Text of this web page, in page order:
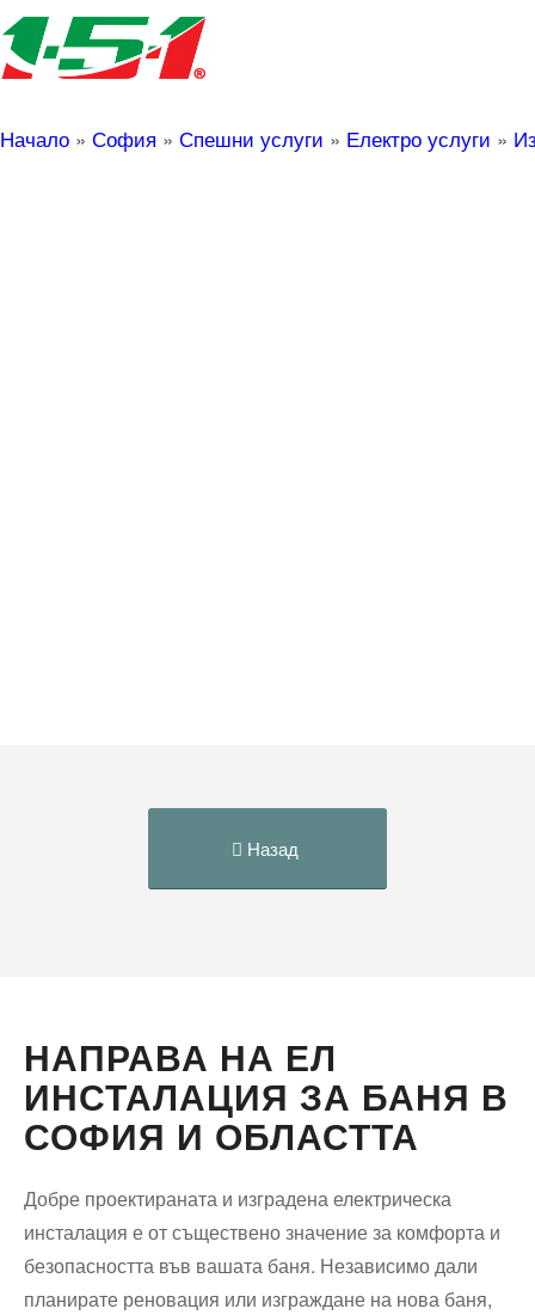
Начало » София » Спешни услуги » Електро услуги »
Назад
НАПРАВА НА ЕЛ
ИНСТАЛАЦИЯ ЗА БАНЯ В
СОФИЯ И ОБЛАСТТА
Добре проектираната и изградена електрическа
инсталация е от съществено значение за комфорта и
безопасността във вашата баня. Независимо дали
планирате реновация или изграждане на нова баня,